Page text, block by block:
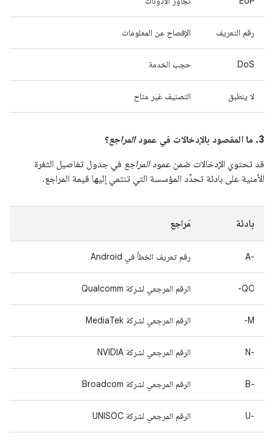
رقم التعريف الإفصاح عن المعلومات
DoS حجب الخدمة
لا ينطبق التصنيف غير متاح
3. ما المقصود بالإدخالات في عمود المراجع؟
قد تحتوي الإدخالات ضمن عمودالمراجع في جدول تفاصيل الثغرة
الأمنية على بادئة تحدِّد المؤسسة التي تنتمي إليها قيمة المراجع.
بادئة مَراجع
A-‎ رقم تعريف الخطأ في Android
QC- الرقم المرجعي لشركة Qualcomm
M- الرقم المرجعي لشركة MediaTek
‫N-‎ الرقم المرجعي لشركة NVIDIA
B-‎ الرقم المرجعي لشركة Broadcom
U-‎ الرقم المرجعي لشركة UNISOC